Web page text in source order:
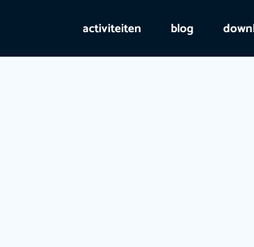
activiteiten blog